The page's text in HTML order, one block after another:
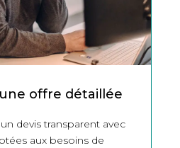
offre détaillée
devis transparent avec
aux besoins de